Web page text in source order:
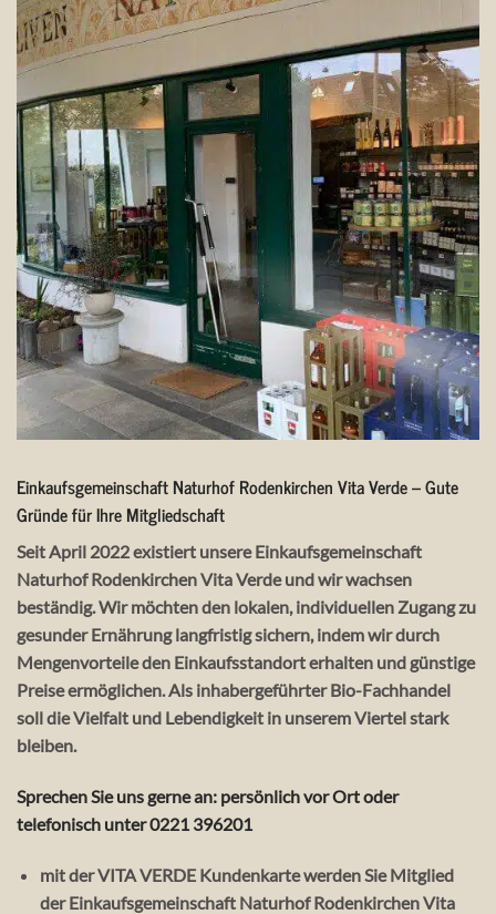
Einkaufsgemeinschaft Naturhof Rodenkirchen Vita Verde – Gute
Gründe für Ihre Mitgliedschaft
Seit April 2022 existiert unsere Einkaufsgemeinschaft
Naturhof Rodenkirchen Vita Verde und wir wachsen
beständig. Wir möchten den lokalen, individuellen Zugang zu
gesunder Ernährung langfristig sichern, indem wir durch
Mengenvorteile den Einkaufsstandort erhalten und günstige
Preise ermöglichen. Als inhabergeführter Bio-Fachhandel
soll die Vielfalt und Lebendigkeit in unserem Viertel stark
bleiben.
Sprechen Sie uns gerne an: persönlich vor Ort oder
telefonisch unter 0221 396201
mit der VITA VERDE Kundenkarte werden Sie Mitglied
der Einkaufsgemeinschaft Naturhof Rodenkirchen Vita